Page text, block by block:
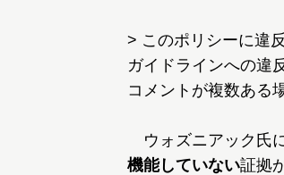
> このポリシーに違
ガイドラインへの違
コメントが複数ある
ウォズニアック氏
機能していない証拠